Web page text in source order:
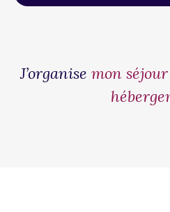
J’organise mon séjour